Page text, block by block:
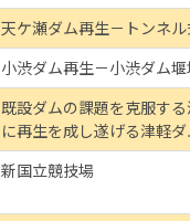
天ケ瀬ダム再生－トンネ
小渋ダム再生－小渋ダム
既設ダムの課題を克服す
に再生を成し遂げる津軽ダ
新国立競技場